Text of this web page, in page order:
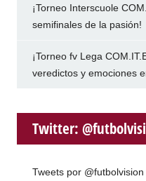
¡Torneo Interscuole
semifinales de la pasión!
¡Torneo fv Lega
veredictos y emociones
Twitter:
Tweets por @futbolvision